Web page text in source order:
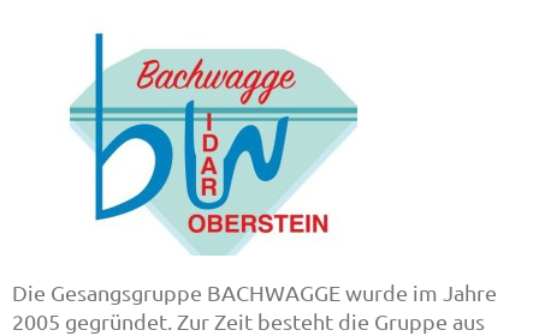
Die Gesangsgruppe BACHWAGGE wurde im Jahre
2005 gegründet. Zur Zeit besteht die Gruppe aus